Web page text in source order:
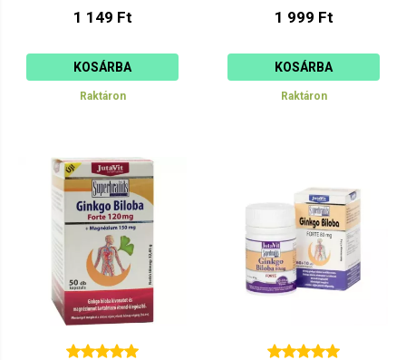
1 149 Ft
KOSÁRBA
Raktáron
1 999 Ft
KOSÁRBA
Raktáron